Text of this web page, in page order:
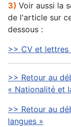
3) Voir aussi la
de l'article sur
dessous :
>> CV et lettres
>> Retour au
« Nationalité et
>> Retour au
langues »